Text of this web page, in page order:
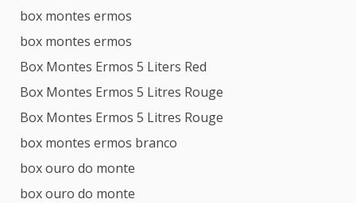
box montes ermos
box montes ermos
Box Montes Ermos 5 Liters Red
Box Montes Ermos 5 Litres Rouge
Box Montes Ermos 5 Litres Rouge
box montes ermos branco
box ouro do monte
box ouro do monte